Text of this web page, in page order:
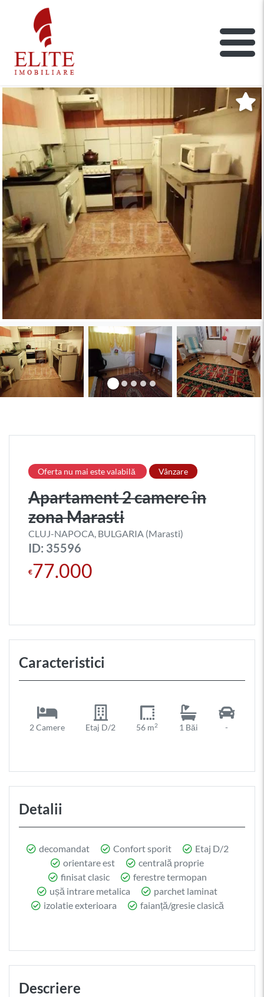
ELITE IMOBILIARE
Main Nav
Oferta nu mai este valabilă Vânzare
Apartament 2 camere în
zona Marasti
CLUJ-NAPOCA, BULGARIA (Marasti)
ID: 35596
€77.000
Caracteristici
2 Camere Etaj D/2 56 m2 1 Băi -
Detalii
decomandat Confort sporit
Etaj D/2
orientare est
centrală proprie
finisat clasic
ferestre termopan
ușă intrare metalica
parchet laminat
izolatie exterioara
faianță/gresie clasică
Descriere